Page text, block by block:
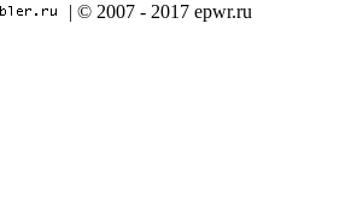
| © 2007 - 2017 epwr.ru